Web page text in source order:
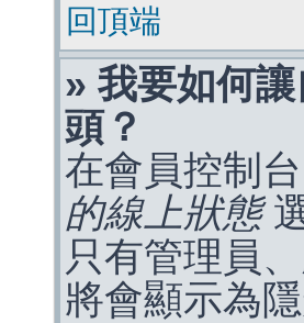
回頂端
» 我要如何
頭？
在會員控制
的線上狀態
只有管理員
將會顯示為隱